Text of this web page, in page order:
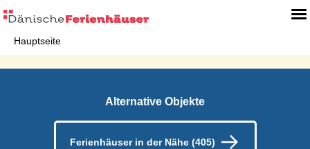
Hauptseite
Alternative Objekte
Ferienhäuser in der Nähe (405)